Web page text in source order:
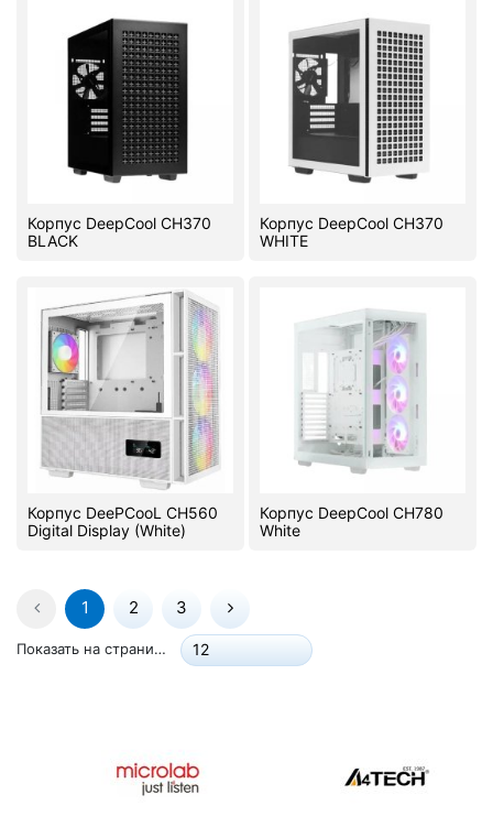
Корпус DeepCool CH370
BLACK
Корпус DeepCool CH370
WHITE
Корпус DeePCooL CH560
Digital Display (White)
Корпус DeepCool CH780
White
1 2 3
Показать на странице: 12